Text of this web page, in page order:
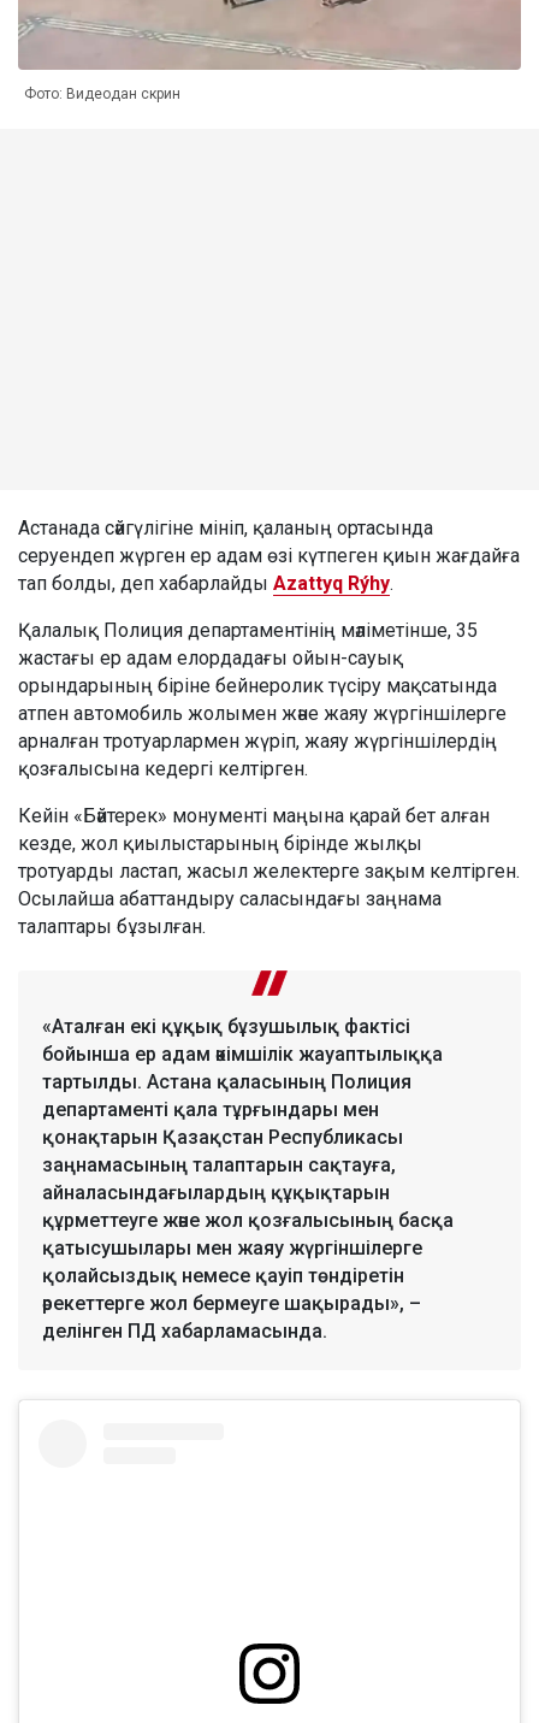
Фото: Видеодан скрин
Астанада сәйгүлігіне мініп, қаланың ортасында
серуендеп жүрген ер адам өзі күтпеген қиын жағдайға
тап болды, деп хабарлайды Azattyq Rýhy.
Қалалық Полиция департаментінің мәліметінше, 35
жастағы ер адам елордадағы ойын-сауық
орындарының біріне бейнеролик түсіру мақсатында
атпен автомобиль жолымен және жаяу жүргіншілерге
арналған тротуарлармен жүріп, жаяу жүргіншілердің
қозғалысына кедергі келтірген.
Кейін «Бәйтерек» монументі маңына қарай бет алған
кезде, жол қиылыстарының бірінде жылқы
тротуарды ластап, жасыл желектерге зақым келтірген.
Осылайша абаттандыру саласындағы заңнама
талаптары бұзылған.
«Аталған екі құқық бұзушылық фактісі
бойынша ер адам әкімшілік жауаптылыққа
тартылды. Астана қаласының Полиция
департаменті қала тұрғындары мен
қонақтарын Қазақстан Республикасы
заңнамасының талаптарын сақтауға,
айналасындағылардың құқықтарын
құрметтеуге және жол қозғалысының басқа
қатысушылары мен жаяу жүргіншілерге
қолайсыздық немесе қауіп төндіретін
әрекеттерге жол бермеуге шақырады», –
делінген ПД хабарламасында.